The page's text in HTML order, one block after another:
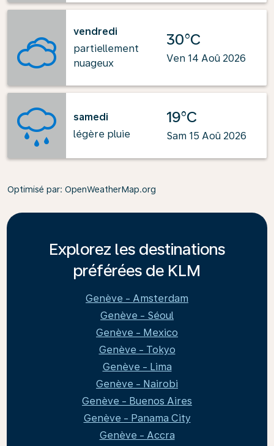
vendredi
partiellement
nuageux
30°C
Ven 14 Aoû 2026
samedi
légère pluie
19°C
Sam 15 Aoû 2026
Optimisé par: OpenWeatherMap.org
Explorez les destinations
préférées de KLM
Genève - Amsterdam
Genève - Séoul
Genève - Mexico
Genève - Tokyo
Genève - Lima
Genève - Nairobi
Genève - Buenos Aires
Genève - Panama City
Genève - Accra